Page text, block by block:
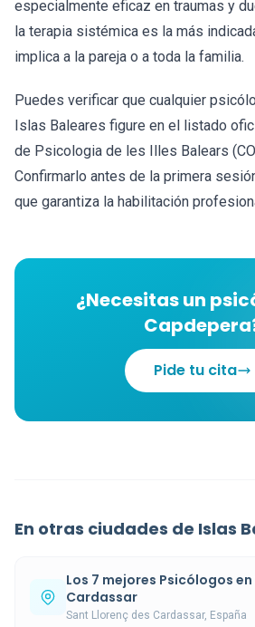
especialmente eficaz en traumas y
la terapia sistémica es la más
implica a la pareja o a toda la familia.
Puedes verificar que cualquier
Islas Baleares figure en el listado
de Psicologia de les Illes Balears
Confirmarlo antes de la primera
que garantiza la habilitación
¿Necesitas un
Pide tu cita
En otras ciudades de Islas
Los 7 mejores Psicólogos
Cardassar
Sant Llorenç des Cardassar, España